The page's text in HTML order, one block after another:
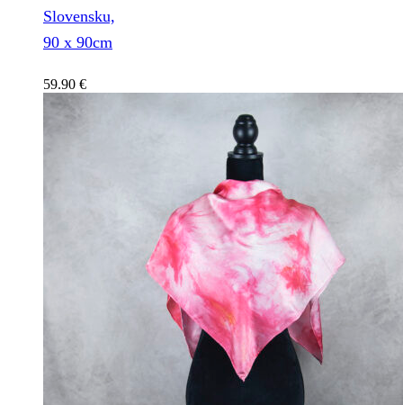
Slovensku,
90 x 90cm
59.90 €